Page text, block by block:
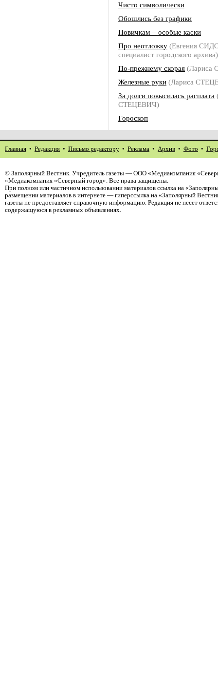
Чисто символически
Обошлись без графики
Новичкам – особые каски
Про неотложку (Евгения
специалист городского архива)
По-прежнему скорая (Лариса
Железные руки (Лариса
За долги повысилась расплата
СТЕЦЕВИЧ)
Гороскоп
Главная • Редакция • Письмо редактору • Реклама • Архив • Фото •
© Заполярный Вестник. Учредитель газеты — ООО «Медиакомпания
«Медиакомпания «Северный город». Все права защищены.
При полном или частичном использовании материалов ссылка на
размещении материалов в интернете — гиперссылка на «Заполярный
газеты не предоставляет справочную информацию. Редакция не несет
содержащуюся в рекламных объявлениях.